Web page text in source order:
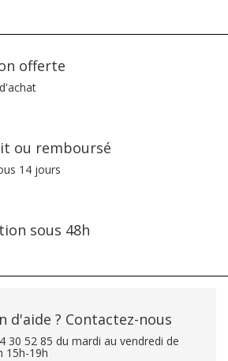
offerte
ou remboursé
14 jours
sous 48h
d'aide ? Contactez-nous
30 52 85 du mardi au vendredi de
15h-19h